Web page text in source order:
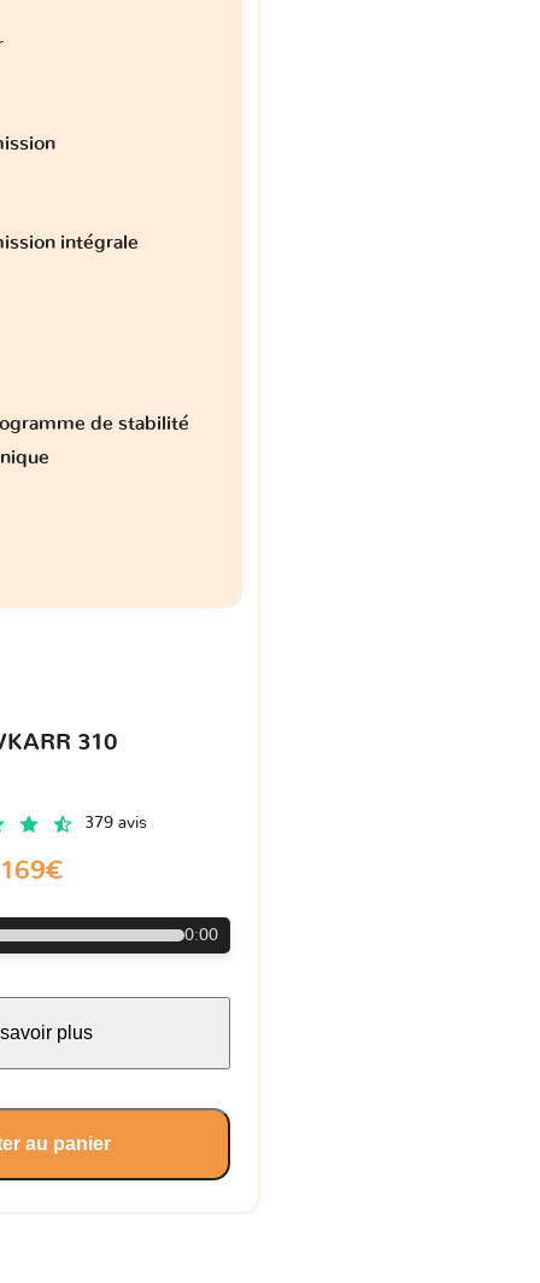
intégrale
de stabilité
310
379 avis
169€
0:00
plus
au panier